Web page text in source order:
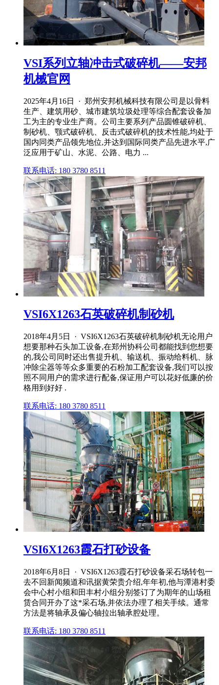
VSI系列立轴冲击式破碎机——安邦
机械官网
2025年4月16日 · 郑州安邦机械科技有限公司是以骨料
生产、建筑用砂、城市建筑垃圾处理等综合配套设备加
工为主的专业生产商。公司主要系列产品圆锥破碎机、
制砂机、颚式破碎机、反击式破碎机的技术性能,均处于
国内同类产品领先地位,并达到国际同类产品先进水平,广
泛应用于矿山、水泥、公路、电力 ...
联系电话: 180 3780 8511
VSI6X1263石英破碎机制砂机
2018年4月5日 · VSI6X1263石英破碎机制砂机无论用户
想要那种石头加工设备,在郑州协科公司都能找到您想要
的,我公司同时还出售提升机、输送机、振动给料机、脉
冲除尘器等等众多重要的石粉加工配套设备,我们可以按
照不同用户的需求进行配备,保证用户可以花好低廉的价
格用到好好 .
联系电话: 180 3780 8511
VSI6X1263霞石打砂设备
2018年6月8日 · VSI6X1263霞石打砂设备采石场转包一
去不回新闻频道和讯据黄荣贵介绍,年年初,他与潭港村委
会中心村小组和田丰村小组分别签订了为期年的山场租
赁合同开办了这*采石场,并依法办理了相关手续。通常
方法是将轴承及偏心轴拉出轴承腔处理。
联系电话: 180 3780 8511